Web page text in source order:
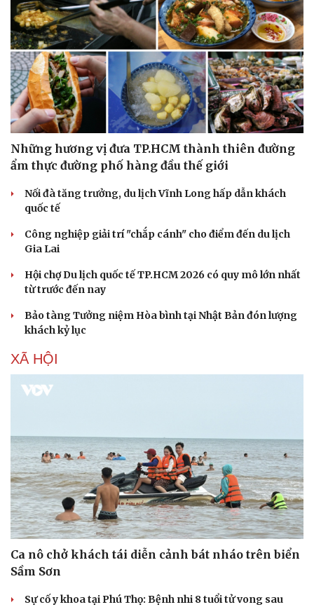
Văn hóa
Sân khấu - Điện ảnh
Văn học
Âm nhạc
Di sản
Giải trí
Nghệ sĩ
Thời trang
Sao Việt
Những hương vị đưa TP.HCM thành thiên đường
ẩm thực đường phố hàng đầu thế giới
Nối đà tăng trưởng, du lịch Vĩnh Long hấp dẫn khách
quốc tế
Công nghiệp giải trí "chắp cánh" cho điểm đến du lịch
Gia Lai
Hội chợ Du lịch quốc tế TP.HCM 2026 có quy mô lớn nhất
từ trước đến nay
Bảo tàng Tưởng niệm Hòa bình tại Nhật Bản đón lượng
khách kỷ lục
XÃ HỘI
Ca nô chở khách tái diễn cảnh bát nháo trên biển
Sầm Sơn
Sự cố y khoa tại Phú Thọ: Bệnh nhi 8 tuổi tử vong sau